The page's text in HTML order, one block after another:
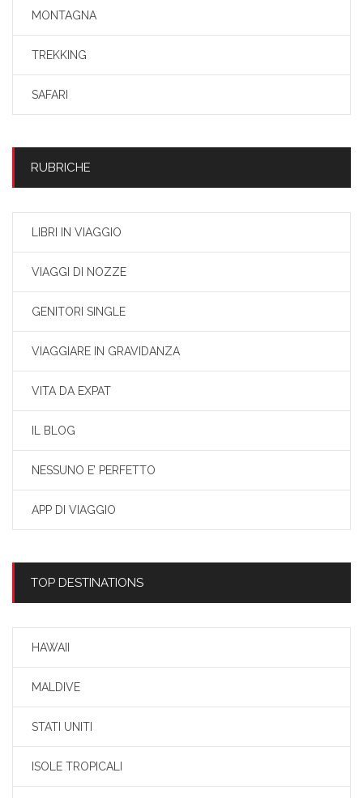
MONTAGNA
TREKKING
SAFARI
RUBRICHE
LIBRI IN VIAGGIO
VIAGGI DI NOZZE
GENITORI SINGLE
VIAGGIARE IN GRAVIDANZA
VITA DA EXPAT
IL BLOG
NESSUNO E’ PERFETTO
APP DI VIAGGIO
TOP DESTINATIONS
HAWAII
MALDIVE
STATI UNITI
ISOLE TROPICALI